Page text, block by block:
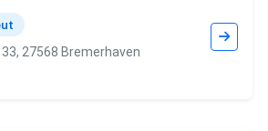
27568 Bremerhaven